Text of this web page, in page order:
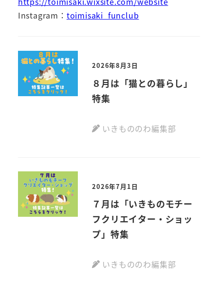
Instagram： toimisaki_funclub
2026年8月3日
８月は「猫との暮らし」
特集
いきもののわ編集部
2026年7月1日
７月は「いきものモチー
フクリエイター・ショッ
プ」特集
いきもののわ編集部